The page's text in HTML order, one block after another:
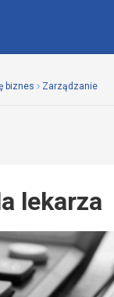
biznes Zarządzanie
lekarza